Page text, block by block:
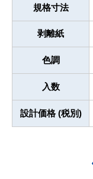
規格寸法
剥離紙
色調
入数
設計価格 (税別)